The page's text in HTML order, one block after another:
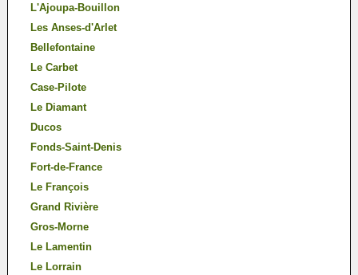
L'Ajoupa-Bouillon
Les Anses-d'Arlet
Bellefontaine
Le Carbet
Case-Pilote
Le Diamant
Ducos
Fonds-Saint-Denis
Fort-de-France
Le François
Grand Rivière
Gros-Morne
Le Lamentin
Le Lorrain